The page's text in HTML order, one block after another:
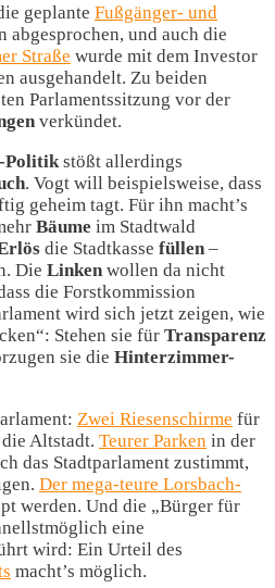
geplante Fußgänger- und
abgesprochen, und auch die
Straße wurde mit dem Investor
ausgehandelt. Zu beiden
Parlamentssitzung vor der
verkündet.
Politik stößt allerdings
. Vogt will beispielsweise, dass
geheim tagt. Für ihn macht’s
Bäume im Stadtwald
die Stadtkasse füllen –
Die Linken wollen da nicht
die Forstkommission
wird sich jetzt zeigen, wie
Stehen sie für Transparenz
sie die Hinterzimmer-
Zwei Riesenschirme für
Altstadt. Teurer Parken in der
das Stadtparlament zustimmt,
Der mega-teure Lorsbach-
werden. Und die „Bürger für
eine
wird: Ein Urteil des
macht’s möglich.